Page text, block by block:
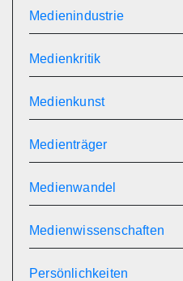
Medienindustrie
Medienkritik
Medienkunst
Medienträger
Medienwandel
Medienwissenschaften
Persönlichkeiten